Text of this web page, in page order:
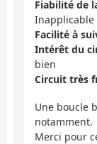
Fiabilité de
Inapplicable
Facilité à
Intérêt du
bien
Circuit très
Une boucle
notamment.
Merci pour